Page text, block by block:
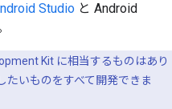
Studio と Android
Kit に相当するものはあり
たいものをすべて開発できま